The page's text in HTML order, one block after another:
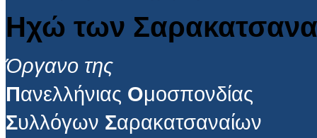
Ηχώ των
Όργανο της
Πανελλήνιας Ομοσπονδίας
Συλλόγων Σαρακατσαναίων